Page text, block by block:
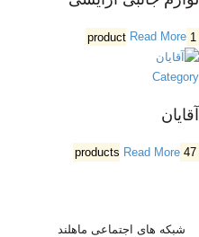
1 product
Read More
Category
آقایان
47 products
Read More
شبکه های اجتماعی ماهلند